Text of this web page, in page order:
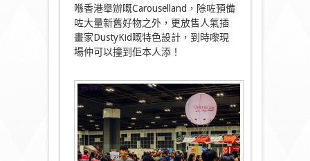
喺香港舉辦嘅Carouselland，除咗預備
咗大量新舊好物之外，更放售人氣插
畫家DustyKid嘅特色設計，到時嚟現
場仲可以撞到佢本人添！